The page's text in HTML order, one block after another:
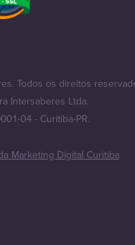
Todos os direitos
Intersaberes Ltda.
04 - Curitiba-PR.
Marketing Digital Curitiba